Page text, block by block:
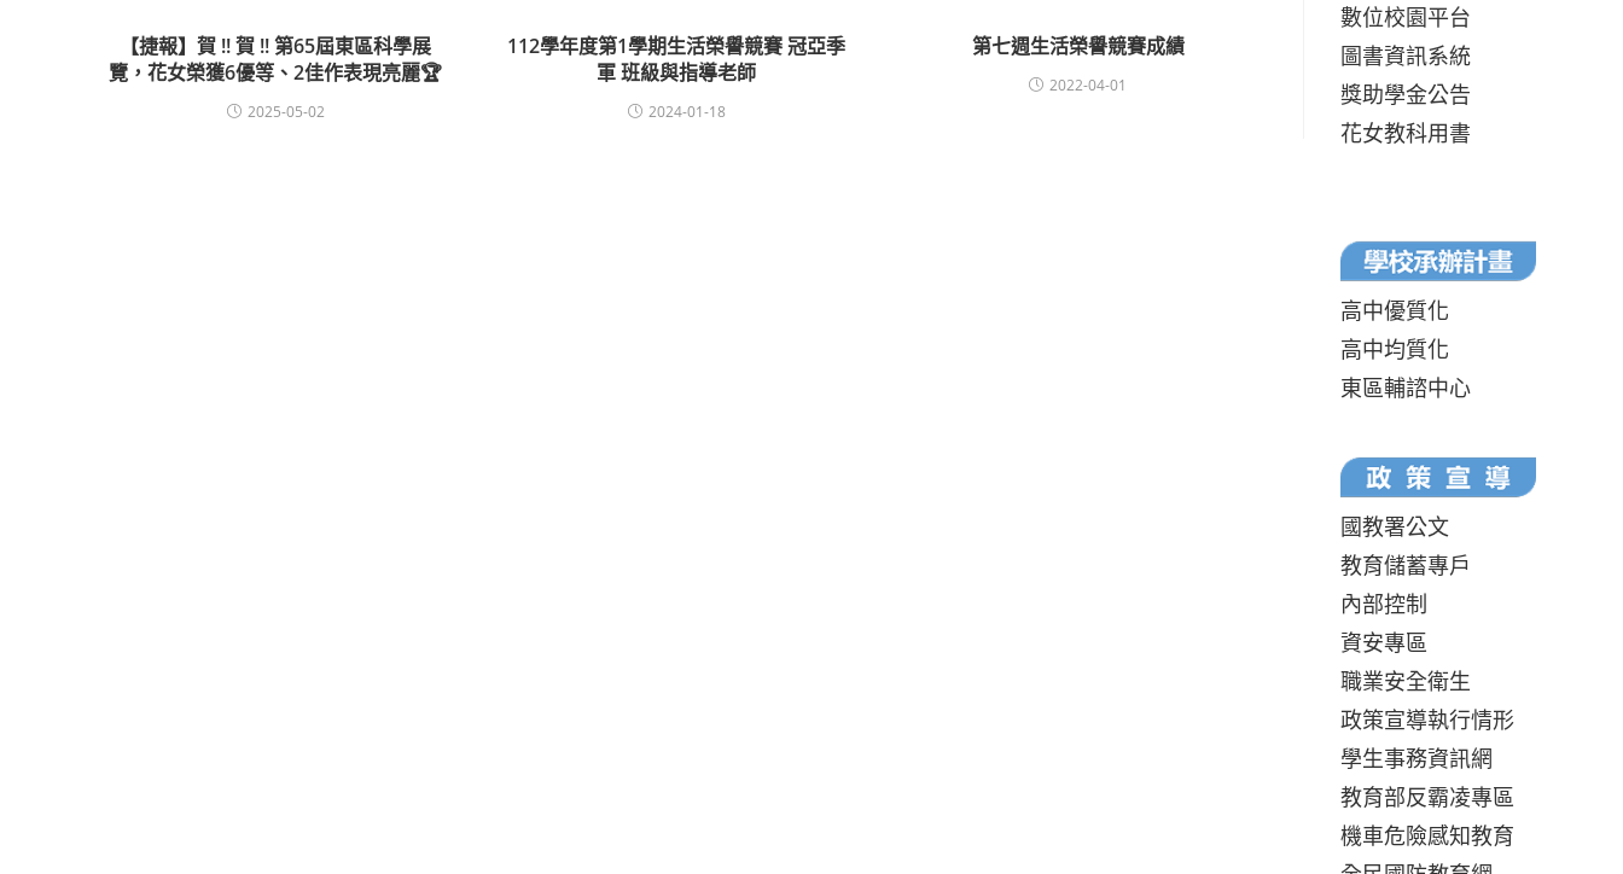
【捷報】賀 !! 賀 !! 第65屆東區科學展
覽，花女榮獲6優等、2佳作表現亮麗🏆
2025-05-02
112學年度第1學期生活榮譽競賽 冠亞季
軍 班級與指導老師
2024-01-18
第七週生活榮譽競賽成績
2022-04-01
數位校園平台
圖書資訊系統
獎助學金公告
花女教科用書
高中優質化
高中均質化
東區輔諮中心
國教署公文
教育儲蓄專戶
內部控制
資安專區
職業安全衛生
政策宣導執行情形
學生事務資訊網
教育部反霸凌專區
機車危險感知教育